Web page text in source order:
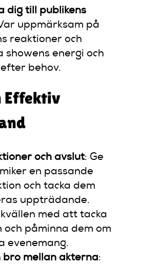
dig till publikens
uppmärksam på
reaktioner och
showens energi och
behov.
Effektiv
och avslut: Ge
en passande
och tacka dem
uppträdande.
med att tacka
och påminna dem om
evenemang.
bro mellan akterna: